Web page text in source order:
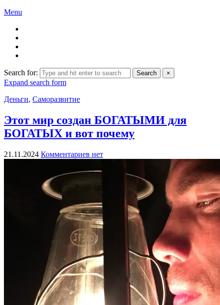
Menu
Search for: Search ×
Expand search form
Деньги, Саморазвитие
Этот мир создан БОГАТЫМИ для
БОГАТЫХ и вот почему
21.11.2024 Комментариев нет